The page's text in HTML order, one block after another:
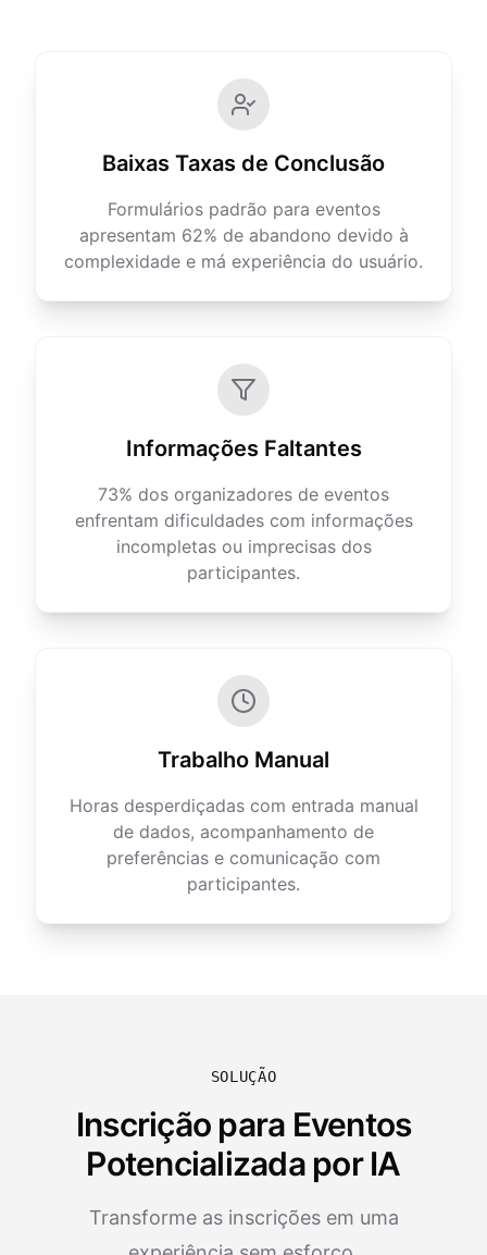
Baixas Taxas de Conclusão
Formulários padrão para eventos
apresentam 62% de abandono devido à
complexidade e má experiência do usuário.
Informações Faltantes
73% dos organizadores de eventos
enfrentam dificuldades com informações
incompletas ou imprecisas dos
participantes.
Trabalho Manual
Horas desperdiçadas com entrada manual
de dados, acompanhamento de
preferências e comunicação com
participantes.
SOLUÇÃO
Inscrição para Eventos
Potencializada por IA
Transforme as inscrições em uma